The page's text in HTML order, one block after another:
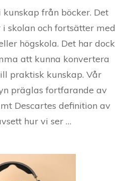
från böcker. Det
skolan och fortsätter med
högskola. Det har dock
att kunna konvertera
praktisk kunskap. Vår
präglas fortfarande av
Descartes definition av
hur vi ser …